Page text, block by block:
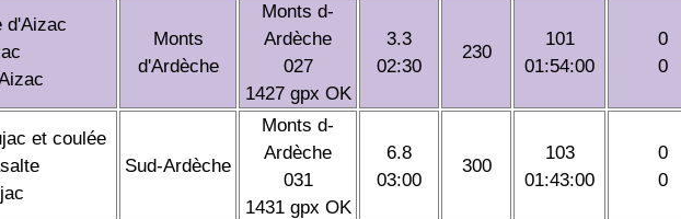
d'Aizac
Monts
d'Ardèche
Monts d-
Ardèche
027
1427 gpx OK
3.3
02:30
230
101
01:54:00
0
0
et coulée
Sud-Ardèche
Monts d-
Ardèche
031
1431 gpx OK
6.8
03:00
300
103
01:43:00
0
0